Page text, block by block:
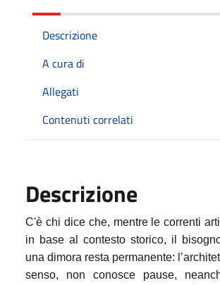
Descrizione
A cura di
Allegati
Contenuti correlati
Descrizione
C'è chi dice che, mentre le correnti
in base al contesto storico, il
una dimora resta permanente:
senso, non conosce pause,